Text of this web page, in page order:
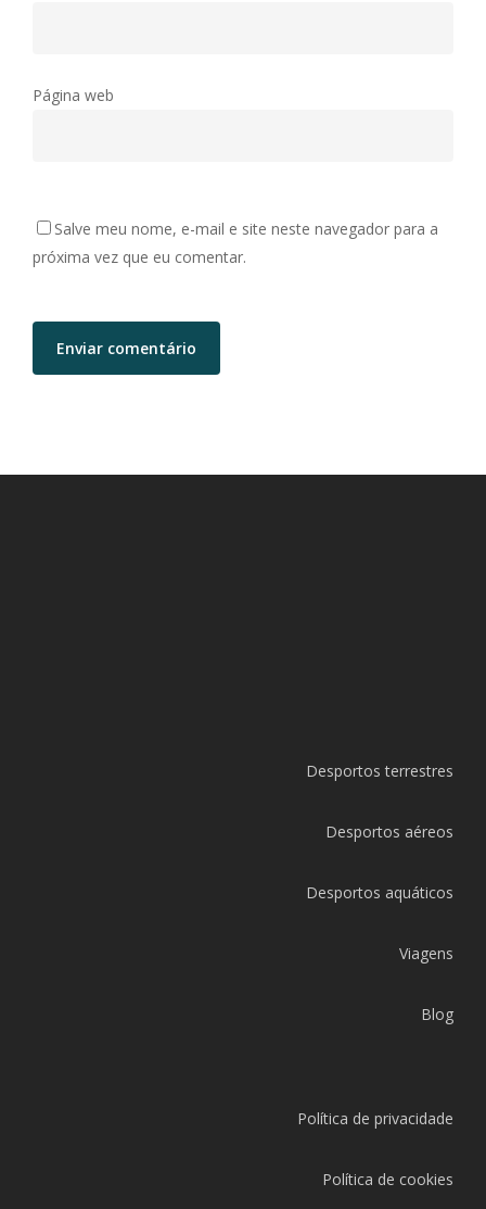
Página web
Salve meu nome, e-mail e site neste navegador para a
próxima vez que eu comentar.
Desportos terrestres
Desportos aéreos
Desportos aquáticos
Viagens
Blog
Política de privacidade
Política de cookies